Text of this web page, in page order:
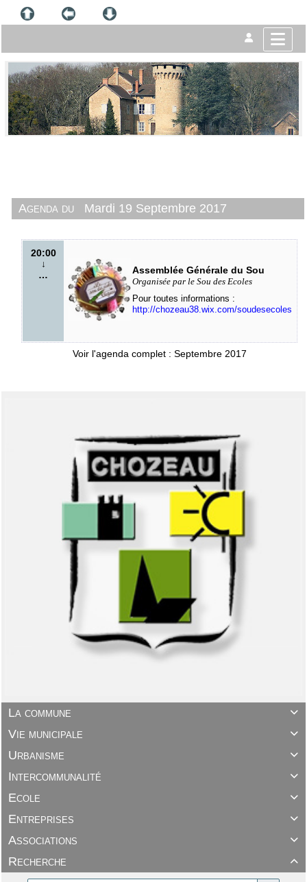

La commune

Vie municipale

Urbanisme

Intercommunalité

Ecole

Entreprises

Associations

Recherche
Agenda du Mardi 19 Septembre 2017
20:00
↓
…
Assemblée Générale du Sou
Organisée par le Sou des Ecoles
Pour toutes informations :
http://chozeau38.wix.com/soudesecoles
Voir l'agenda complet : Septembre 2017